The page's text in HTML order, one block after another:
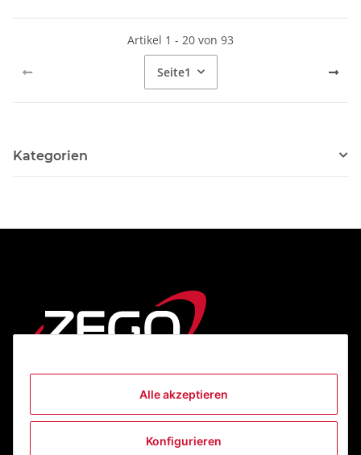
Alle akzeptieren
Konfigurieren
Artikel 1 - 20 von 93
Seite1
Kategorien
Informationen